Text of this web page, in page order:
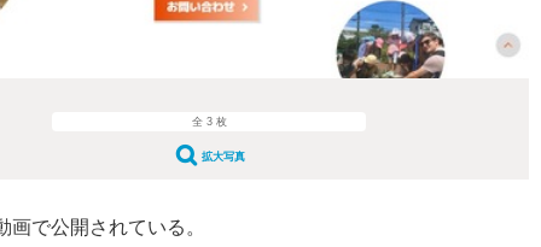
全 3 枚
拡大写真
で公開されている。